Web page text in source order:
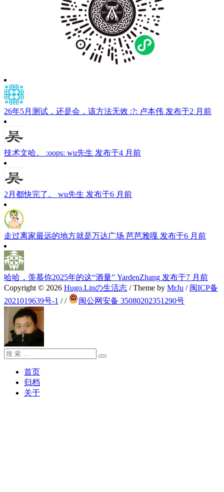
26年5月测试，还是会，该方法无效 :?: 卢本伟 发布于2 月前
技术文哈。 :oops: wu先生 发布于4 月前
2月都快完了。 wu先生 发布于6 月前
走过离家最远的地方就是万达广场 芭芭雅嘎 发布于6 月前
哈哈，羡慕你2025年的这“酒量” YardenZhang 发布于7 月前
Copyright © 2026 Hugo.Linの生活志 / Theme by MrJu / 闽ICP备
2021019639号-1 // 闽公网安备 35080202351290号
搜
搜
首页
归档
关于